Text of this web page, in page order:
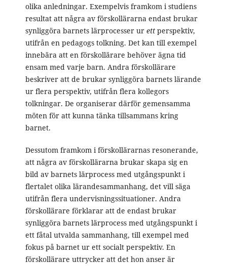
olika anledningar. Exempelvis framkom i studiens
resultat att några av förskollärarna endast brukar
synliggöra barnets lärprocesser ur ett perspektiv,
utifrån en pedagogs tolkning. Det kan till exempel
innebära att en förskollärare behöver ägna tid
ensam med varje barn. Andra förskollärare
beskriver att de brukar synliggöra barnets lärande
ur flera perspektiv, utifrån flera kollegors
tolkningar. De organiserar därför gemensamma
möten för att kunna tänka tillsammans kring
barnet.
Dessutom framkom i förskollärarnas resonerande,
att några av förskollärarna brukar skapa sig en
bild av barnets lärprocess med utgångspunkt i
flertalet olika lärandesammanhang, det vill säga
utifrån flera undervisningssituationer. Andra
förskollärare förklarar att de endast brukar
synliggöra barnets lärprocess med utgångspunkt i
ett fåtal utvalda sammanhang, till exempel med
fokus på barnet ur ett socialt perspektiv. En
förskollärare uttrycker att det hon anser är